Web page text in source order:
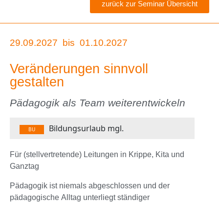
zurück zur Seminar Übersicht
29.09.2027 bis 01.10.2027
Veränderungen sinnvoll
gestalten
Pädagogik als Team weiterentwickeln
BU Bildungsurlaub mgl.
Für (stellvertretende) Leitungen in Krippe, Kita und
Ganztag
Pädagogik ist niemals abgeschlossen und der
pädagogische Alltag unterliegt ständiger